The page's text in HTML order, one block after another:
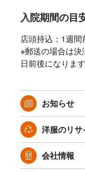
入院期間の目
店頭持込：1週間
※郵送の場合は
日前後になります
お知らせ
洋服のリサ
会社情報